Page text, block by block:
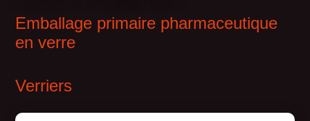
Emballage primaire pharmaceutique
en verre
Verriers